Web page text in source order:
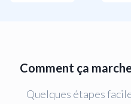
Comment ça
Quelques étapes